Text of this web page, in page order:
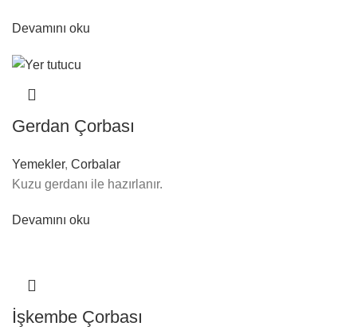
Devamını oku
Gerdan Çorbası
Yemekler, Corbalar
Kuzu gerdanı ile hazırlanır.
Devamını oku
İşkembe Çorbası